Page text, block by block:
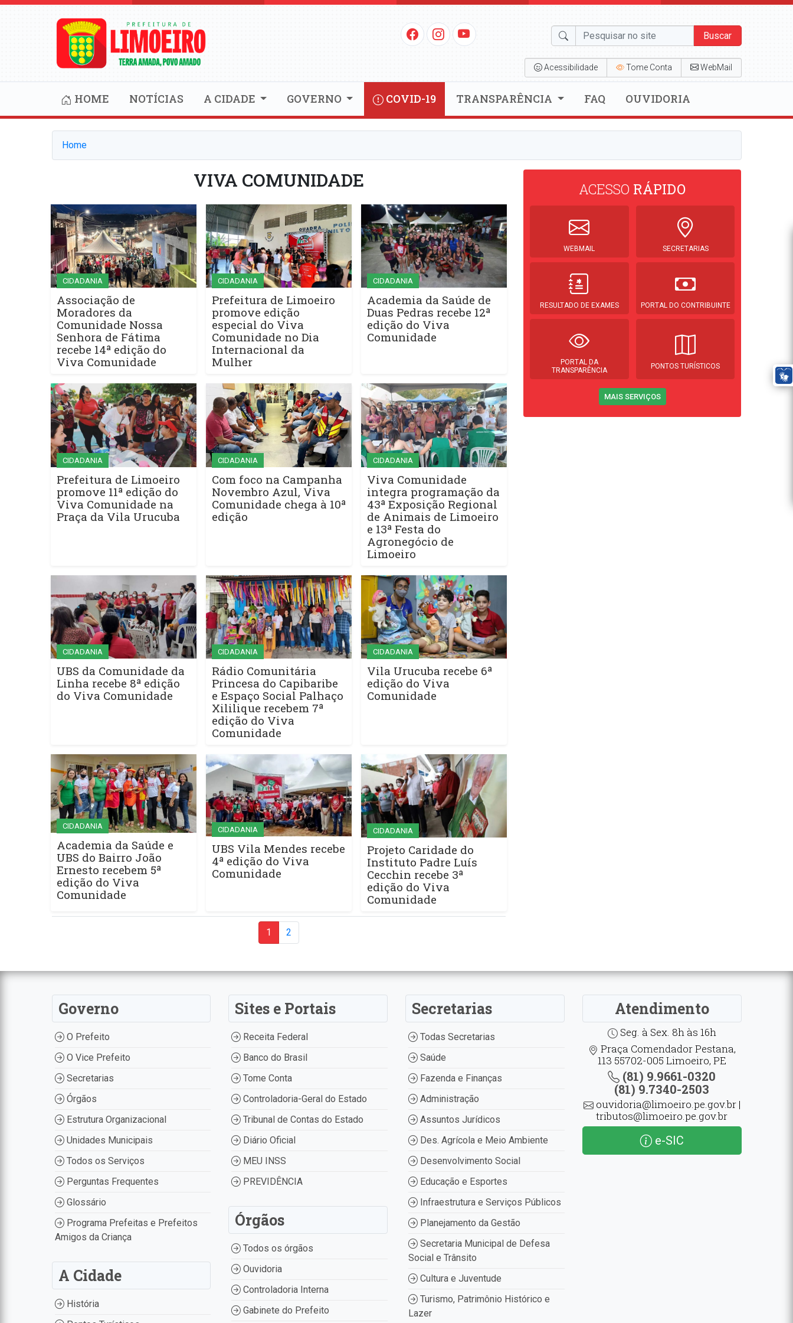
Buscar
Acessibilidade Tome Conta WebMail
HOME NOTÍCIAS A CIDADE GOVERNO COVID-19 TRANSPARÊNCIA FAQ OUVIDORIA
Home
VIVA COMUNIDADE
CIDADANIA
Associação de
Moradores da
Comunidade Nossa
Senhora de Fátima
recebe 14ª edição do
Viva Comunidade
CIDADANIA
Prefeitura de Limoeiro
promove edição
especial do Viva
Comunidade no Dia
Internacional da
Mulher
CIDADANIA
Academia da Saúde de
Duas Pedras recebe 12ª
edição do Viva
Comunidade
CIDADANIA
Prefeitura de Limoeiro
promove 11ª edição do
Viva Comunidade na
Praça da Vila Urucuba
CIDADANIA
Com foco na Campanha
Novembro Azul, Viva
Comunidade chega à 10ª
edição
CIDADANIA
Viva Comunidade
integra programação da
43ª Exposição Regional
de Animais de Limoeiro
e 13ª Festa do
Agronegócio de
Limoeiro
CIDADANIA
UBS da Comunidade da
Linha recebe 8ª edição
do Viva Comunidade
CIDADANIA
Rádio Comunitária
Princesa do Capibaribe
e Espaço Social Palhaço
Xililique recebem 7ª
edição do Viva
Comunidade
CIDADANIA
Vila Urucuba recebe 6ª
edição do Viva
Comunidade
CIDADANIA
Academia da Saúde e
UBS do Bairro João
Ernesto recebem 5ª
edição do Viva
Comunidade
CIDADANIA
UBS Vila Mendes recebe
4ª edição do Viva
Comunidade
CIDADANIA
Projeto Caridade do
Instituto Padre Luís
Cecchin recebe 3ª
edição do Viva
Comunidade
1 2
ACESSO RÁPIDO
WEBMAIL SECRETARIAS
RESULTADO DE EXAMES PORTAL DO CONTRIBUINTE
PORTAL DA
TRANSPARÊNCIA
PONTOS TURÍSTICOS
MAIS SERVIÇOS
Governo
O Prefeito
O Vice Prefeito
Secretarias
Órgãos
Estrutura Organizacional
Unidades Municipais
Todos os Serviços
Perguntas Frequentes
Glossário
Programa Prefeitas e Prefeitos
Amigos da Criança
A Cidade
História
Sites e Portais
Receita Federal
Banco do Brasil
Tome Conta
Controladoria-Geral do Estado
Tribunal de Contas do Estado
Diário Oficial
MEU INSS
PREVIDÊNCIA
Órgãos
Todos os órgãos
Ouvidoria
Controladoria Interna
Gabinete do Prefeito
Secretarias
Todas Secretarias
Saúde
Fazenda e Finanças
Administração
Assuntos Jurídicos
Des. Agrícola e Meio Ambiente
Desenvolvimento Social
Educação e Esportes
Infraestrutura e Serviços Públicos
Planejamento da Gestão
Secretaria Municipal de Defesa
Social e Trânsito
Cultura e Juventude
Turismo, Patrimônio Histórico e
Lazer
Atendimento
Seg. à Sex. 8h às 16h
Praça Comendador Pestana,
113 55702-005 Limoeiro, PE
(81) 9.9661-0320
(81) 9.7340-2503
ouvidoria@limoeiro.pe.gov.br |
tributos@limoeiro.pe.gov.br
e-SIC